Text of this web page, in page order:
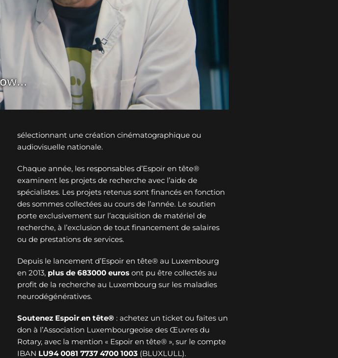
sélectionnant une création cinématographique ou
audiovisuelle nationale.
Chaque année, les responsables d’Espoir en tête®
examinent les projets de recherche avec l’aide de
spécialistes. Les projets retenus sont financés en fonction
des sommes collectées au cours de l’année. Le soutien
porte exclusivement sur l’acquisition de matériel de
recherche, à l’exclusion de tout financement de salaires
ou de prestations de services.
Depuis le lancement d’Espoir en tête® au Luxembourg
en 2013, plus de 683000 euros ont pu être collectés au
profit de la recherche au Luxembourg sur les maladies
neurodégénératives.
Soutenez Espoir en tête® : achetez un ticket ou faites un
don à l’Association Luxembourgeoise des Œuvres du
Rotary, avec la mention « Espoir en tête® », sur le compte
IBAN LU94 0081 7737 4700 1003 (BLUXLULL).